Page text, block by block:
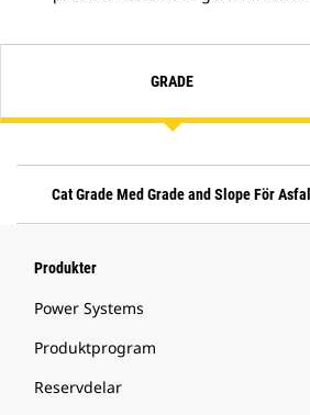
GRADE
Cat Grade Med Grade and Slope För
Produkter
Power Systems
Produktprogram
Reservdelar